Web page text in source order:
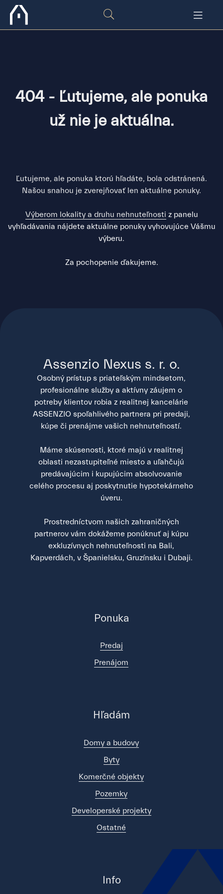
404 - Ľutujeme, ale ponuka
už nie je aktuálna.
Ľutujeme, ale ponuka ktorú hľadáte, bola odstránená.
Našou snahou je zverejňovať len aktuálne ponuky.
Výberom lokality a druhu nehnuteľnosti z panelu
vyhľadávania nájdete aktuálne ponuky vyhovujúce Vášmu
výberu.
Za pochopenie ďakujeme.
Assenzio Nexus s. r. o.
Osobný prístup s priateľským mindsetom,
profesionálne služby a aktívny záujem o
potreby klientov robia z realitnej kancelárie
ASSENZIO spoľahlivého partnera pri predaji,
kúpe či prenájme vašich nehnuteľností.
Máme skúsenosti, ktoré majú v realitnej
oblasti nezastupiteľné miesto a uľahčujú
predávajúcim i kupujúcim absolvovanie
celého procesu aj poskytnutie hypotekárneho
úveru.
Prostredníctvom našich zahraničných
partnerov vám dokážeme ponúknuť aj kúpu
exkluzívnych nehnuteľnosti na Bali,
Kapverdách, v Španielsku, Gruzínsku i Dubaji.
Ponuka
Predaj
Prenájom
Hľadám
Domy a budovy
Byty
Komerčné objekty
Pozemky
Developerské projekty
Ostatné
Info